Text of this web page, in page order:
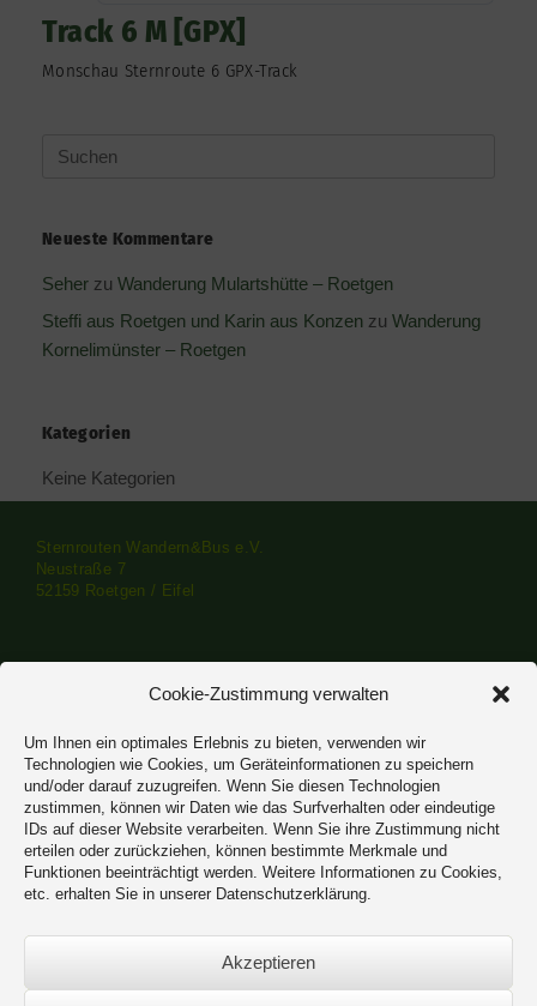
Cookie-Zustimmung verwalten
Um Ihnen ein optimales Erlebnis zu bieten, verwenden wir
Technologien wie Cookies, um Geräteinformationen zu speichern
und/oder darauf zuzugreifen. Wenn Sie diesen Technologien
zustimmen, können wir Daten wie das Surfverhalten oder eindeutige
IDs auf dieser Website verarbeiten. Wenn Sie ihre Zustimmung nicht
erteilen oder zurückziehen, können bestimmte Merkmale und
Funktionen beeinträchtigt werden. Weitere Informationen zu Cookies,
etc. erhalten Sie in unserer Datenschutzerklärung.
Akzeptieren
Track 6 M [GPX]
Monschau Sternroute 6 GPX-Track
Suchen
Neueste Kommentare
Seher zu Wanderung Mulartshütte – Roetgen
Steffi aus Roetgen und Karin aus Konzen zu Wanderung
Kornelimünster – Roetgen
Kategorien
Keine Kategorien
Sternrouten Wandern&Bus e.V.
Neustraße 7
52159 Roetgen / Eifel